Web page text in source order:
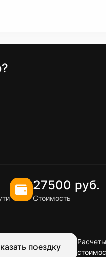
27500 руб.
Стоимость
поездку